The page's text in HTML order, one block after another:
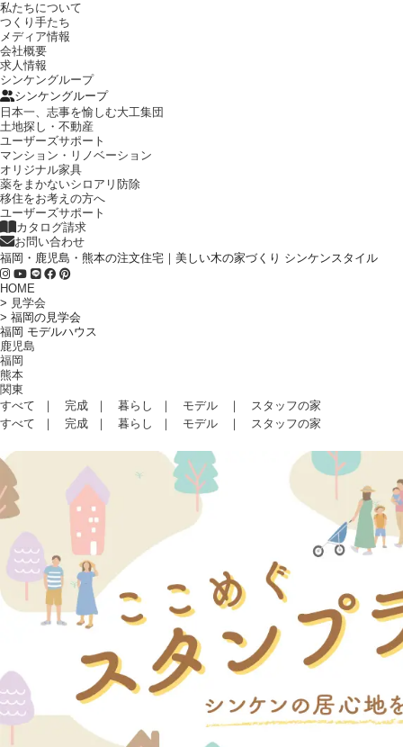
私たちについて
つくり手たち
メディア情報
会社概要
求人情報
シンケングループ
シンケングループ
日本一、志事を愉しむ大工集団
土地探し・不動産
ユーザーズサポート
マンション・リノベーション
オリジナル家具
薬をまかないシロアリ防除
移住をお考えの方へ
ユーザーズサポート
カタログ請求
お問い合わせ
福岡・鹿児島・熊本の注文住宅｜美しい木の家づくり シンケンスタイル
HOME
> 見学会
> 福岡の見学会
福岡 モデルハウス
鹿児島
福岡
熊本
関東
すべて ｜ 完成 ｜ 暮らし ｜ モデル ｜ スタッフの家
すべて ｜ 完成 ｜ 暮らし ｜ モデル ｜ スタッフの家